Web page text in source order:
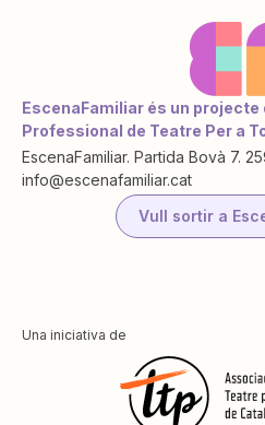
EscenaFamiliar és un
Professional de Teatre Per a
EscenaFamiliar. Partida Bovà 7.
info@escenafamiliar.cat
Vull sortir a
Una iniciativa de